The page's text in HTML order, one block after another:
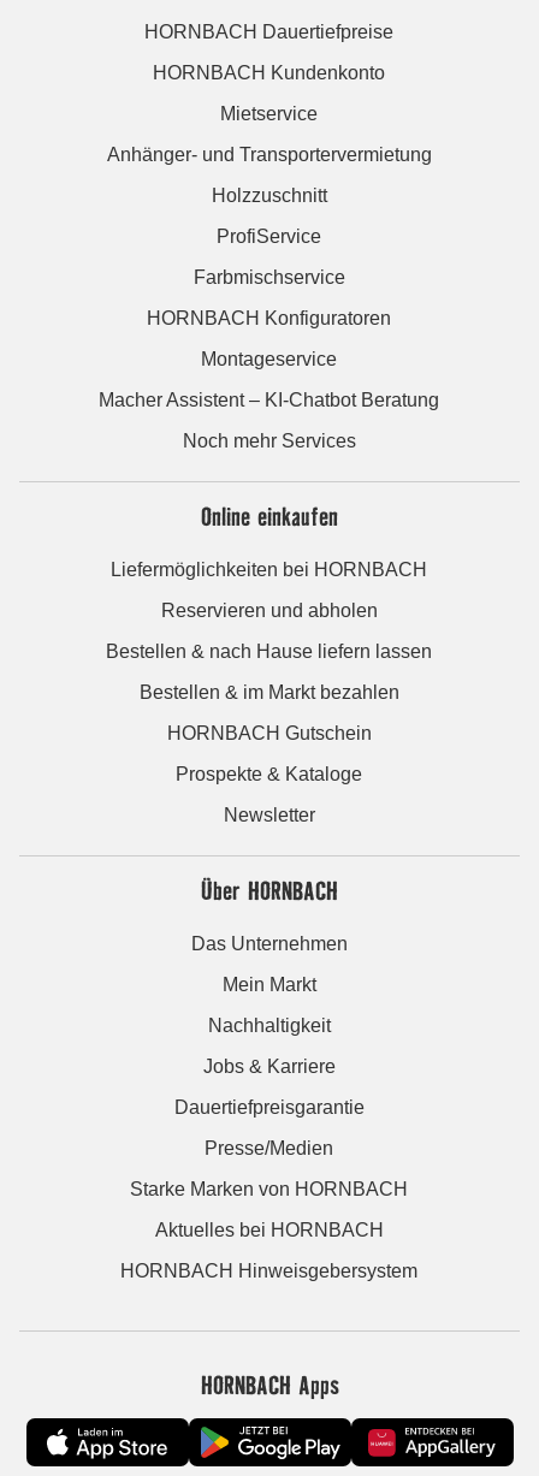
HORNBACH Dauertiefpreise
HORNBACH Kundenkonto
Mietservice
Anhänger- und Transportervermietung
Holzzuschnitt
ProfiService
Farbmischservice
HORNBACH Konfiguratoren
Montageservice
Macher Assistent – KI-Chatbot Beratung
Noch mehr Services
Online einkaufen
Liefermöglichkeiten bei HORNBACH
Reservieren und abholen
Bestellen & nach Hause liefern lassen
Bestellen & im Markt bezahlen
HORNBACH Gutschein
Prospekte & Kataloge
Newsletter
Über HORNBACH
Das Unternehmen
Mein Markt
Nachhaltigkeit
Jobs & Karriere
Dauertiefpreisgarantie
Presse/Medien
Starke Marken von HORNBACH
Aktuelles bei HORNBACH
HORNBACH Hinweisgebersystem
HORNBACH Apps